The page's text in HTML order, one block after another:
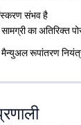
संभव है
का अतिरिक्त
रूपांतरण